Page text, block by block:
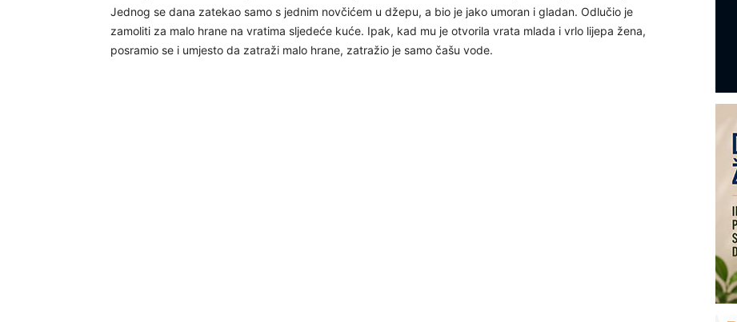
Jednog se dana zatekao samo s jednim novčićem u džepu, a bio je jako umoran i gladan. Odlučio je
zamoliti za malo hrane na vratima sljedeće kuće. Ipak, kad mu je otvorila vrata mlada i vrlo lijepa žena,
posramio se i umjesto da zatraži malo hrane, zatražio je samo čašu vode.